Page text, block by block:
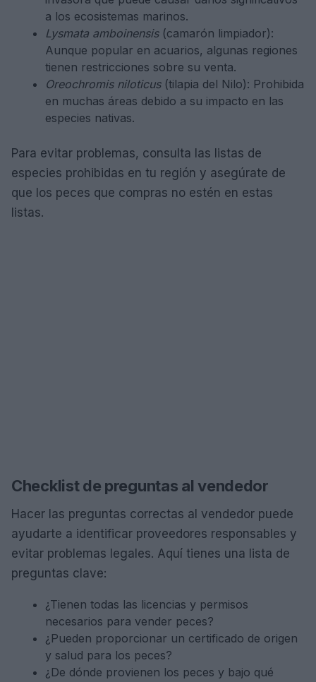
a los ecosistemas marinos.
Lysmata amboinensis(camarón limpiador):
Aunque popular en acuarios, algunas regiones
tienen restricciones sobre su venta.
Oreochromis niloticus(tilapia del Nilo): Prohibida
en muchas áreas debido a su impacto en las
especies nativas.
Para evitar problemas, consulta las listas de
especies prohibidas en tu región y asegúrate de
que los peces que compras no estén en estas
listas.
Checklist de preguntas al vendedor
Hacer las preguntas correctas al vendedor puede
ayudarte a identificar proveedores responsables y
evitar problemas legales. Aquí tienes una lista de
preguntas clave:
¿Tienen todas las licencias y permisos
necesarios para vender peces?
¿Pueden proporcionar un certificado de origen
y salud para los peces?
¿De dónde provienen los peces y bajo qué